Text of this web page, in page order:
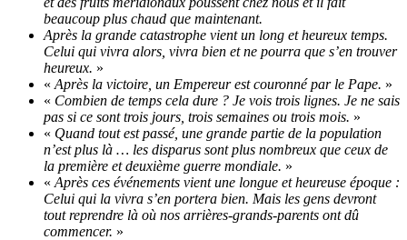
beaucoup plus chaud que maintenant.
Après la grande catastrophe vient un long et heureux temps.
Celui qui vivra alors, vivra bien et ne pourra que s’en trouver
heureux. »
« Après la victoire, un Empereur est couronné par le Pape. »
« Combien de temps cela dure ? Je vois trois lignes. Je ne sais
pas si ce sont trois jours, trois semaines ou trois mois. »
« Quand tout est passé, une grande partie de la population
n’est plus là … les disparus sont plus nombreux que ceux de
la première et deuxième guerre mondiale. »
« Après ces événements vient une longue et heureuse époque :
Celui qui la vivra s’en portera bien. Mais les gens devront
tout reprendre là où nos arrières-grands-parents ont dû
commencer. »